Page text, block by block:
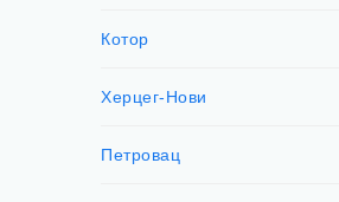
Котор
Херцег-Нови
Петровац